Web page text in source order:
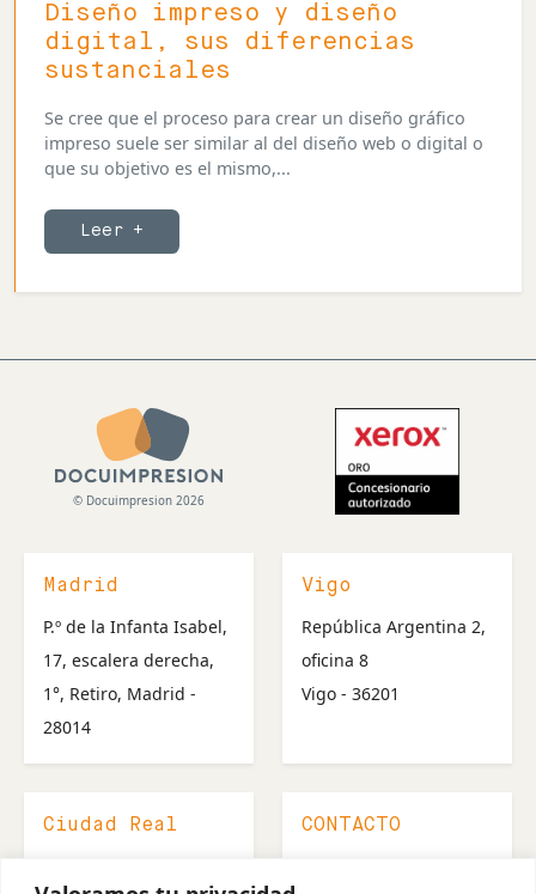
Diseño impreso y diseño
digital, sus diferencias
sustanciales
Se cree que el proceso para crear un diseño gráfico
impreso suele ser similar al del diseño web o digital o
que su objetivo es el mismo,...
Leer +
Madrid
P.º de la Infanta Isabel,
17, escalera derecha,
1°, Retiro, Madrid -
28014
Vigo
República Argentina 2,
oficina 8
Vigo - 36201
Ciudad Real CONTACTO
© Docuimpresion 2026